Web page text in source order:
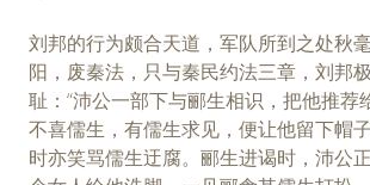
刘邦的行为颇合天道，军队所到之处秋
阳，废秦法，只与秦民约法三章，刘邦
耻：“沛公一部下与郦生相识，把他推荐
不喜儒生，有儒生求见，便让他留下帽
时亦笑骂儒生迂腐。郦生进谒时，沛公